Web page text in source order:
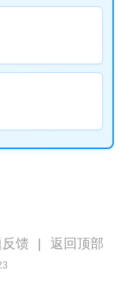
馈 返回顶部